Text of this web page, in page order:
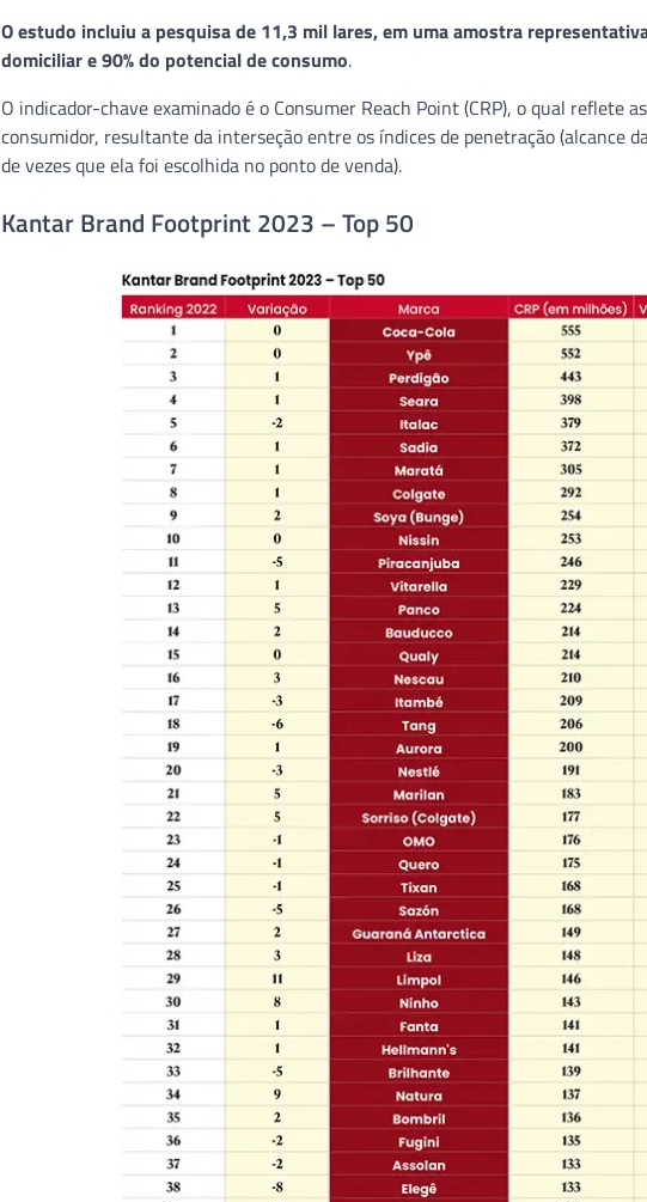
O estudo incluiu a pesquisa de 11,3 mil lares, em uma amostra
domiciliar e 90% do potencial de consumo.
O indicador-chave examinado é o Consumer Reach Point (CRP), o qual reflete
consumidor, resultante da interseção entre os índices de penetração (alcance
de vezes que ela foi escolhida no ponto de venda).
Kantar Brand Footprint 2023 – Top 50